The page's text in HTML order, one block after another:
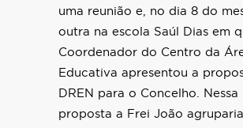
uma reunião e, no dia 8 do
outra na escola Saúl Dias em
Coordenador do Centro da
Educativa apresentou a
DREN para o Concelho. Nessa
proposta a Frei João